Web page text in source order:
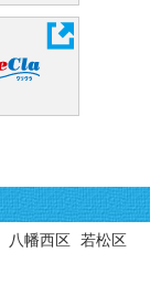
八幡西区 若松区